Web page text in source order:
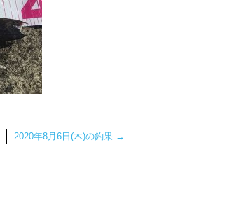
2020年8月6日(木)の釣果 →